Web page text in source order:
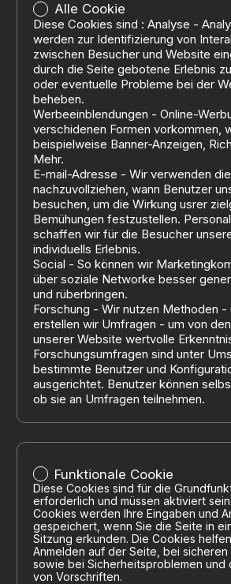
Alle Cookie
Diese Cookies sind : Analyse -
werden zur Identifizierung von
zwischen Besucher und Website
durch die Seite gebotene Erlebnis
oder eventuelle Probleme bei der
beheben.
Werbeeinblendungen - Online-
verschidenen Formen vorkommen,
beispielweise Banner-Anzeigen,
Mehr.
E-mail-Adresse - Wir verwenden
nachzuvollziehen, wann Benutzer
besuchen, um die Wirkung usrer
Bemühungen festzustellen.
schaffen wir für die Besucher
individuells Erlebnis.
Social - So können wir
über soziale Networke besser
und rüberbringen.
Forschung - Wir nutzen Methoden -
erstellen wir Umfragen - um von
unserer Website wertvolle
Forschungsumfragen sind unter
bestimmte Benutzer und
ausgerichtet. Benutzer können
ob sie an Umfragen teilnehmen.
Funktionale Cookie
Diese Cookies sind für die
erforderlich und müssen aktiviert
Cookies werden Ihre Eingaben und
gespeichert, wenn Sie die Seite in
Sitzung erkunden. Die Cookies
Anmelden auf der Seite, bei sicheren
sowie bei Sicherheitsproblemen und
von Vorschriften.